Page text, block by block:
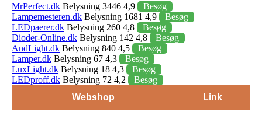
MrPerfect.dk Belysning 3446 4,9
Besøg
Lampemesteren.dk Belysning 1681 4,9
Besøg
LEDpaerer.dk Belysning 260 4,8
Besøg
Dioder-Online.dk Belysning 142 4,8
Besøg
AndLight.dk Belysning 840 4,5
Besøg
Lamper.dk Belysning 67 4,3
Besøg
LuxLight.dk Belysning 18 4,3
Besøg
LEDproff.dk Belysning 72 4,2
Besøg
Webshop
Link